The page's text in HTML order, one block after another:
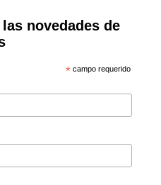
novedades de
*campo requerido